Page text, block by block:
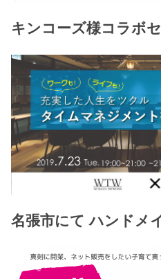
キンコーズ様コラボ
名張市にて ハンドメ